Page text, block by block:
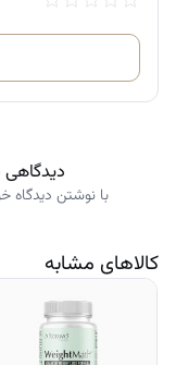
دیدگاهی
با نوشتن دیدگاه
کالاهای مشابه